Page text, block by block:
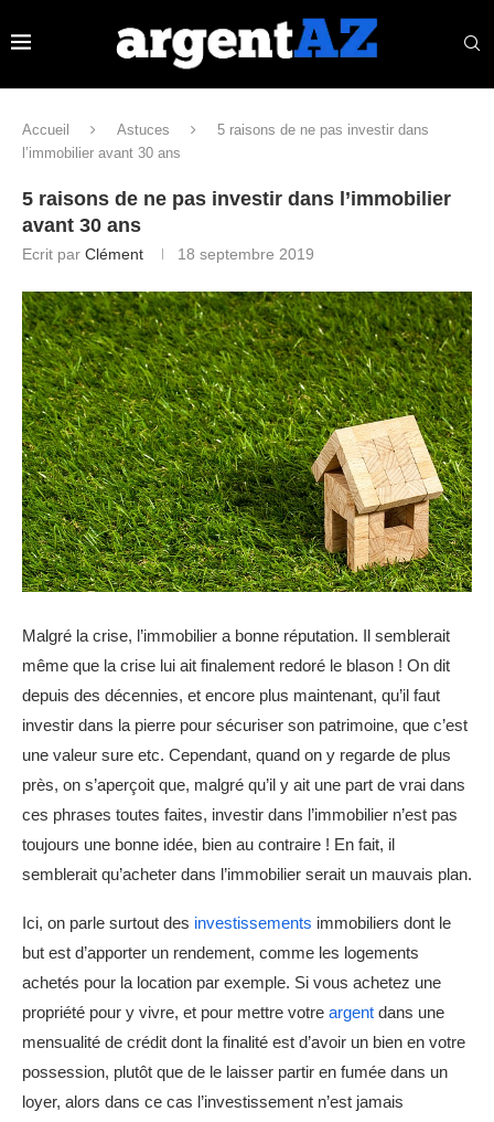
Accueil Astuces
5 raisons de ne pas investir dans
l’immobilier avant 30 ans
5 raisons de ne pas investir dans l’immobilier
avant 30 ans
Ecrit par Clément 18 septembre 2019
Malgré la crise, l’immobilier a bonne réputation. Il semblerait
même que la crise lui ait finalement redoré le blason ! On dit
depuis des décennies, et encore plus maintenant, qu’il faut
investir dans la pierre pour sécuriser son patrimoine, que c’est
une valeur sure etc. Cependant, quand on y regarde de plus
près, on s’aperçoit que, malgré qu’il y ait une part de vrai dans
ces phrases toutes faites, investir dans l’immobilier n’est pas
toujours une bonne idée, bien au contraire ! En fait, il
semblerait qu’acheter dans l’immobilier serait un mauvais plan.
Ici, on parle surtout des investissements immobiliers dont le
but est d’apporter un rendement, comme les logements
achetés pour la location par exemple. Si vous achetez une
propriété pour y vivre, et pour mettre votre argent dans une
mensualité de crédit dont la finalité est d’avoir un bien en votre
possession, plutôt que de le laisser partir en fumée dans un
loyer, alors dans ce cas l’investissement n’est jamais